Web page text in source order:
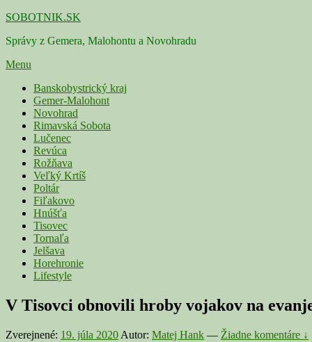
Skip
content
SOBOTNIK.SK
Správy z Gemera, Malohontu a Novohradu
Menu
Primárne
menu
Banskobystrický kraj
Gemer-Malohont
Novohrad
Rimavská Sobota
Lučenec
Revúca
Rožňava
Veľký Krtíš
Poltár
Fiľakovo
Hnúšťa
Tisovec
Tornaľa
Jelšava
Horehronie
Lifestyle
V Tisovci obnovili hroby vojakov na
Zverejnené: 19. júla 2020 Autor: Matej Hank — Žiadne komentáre ↓